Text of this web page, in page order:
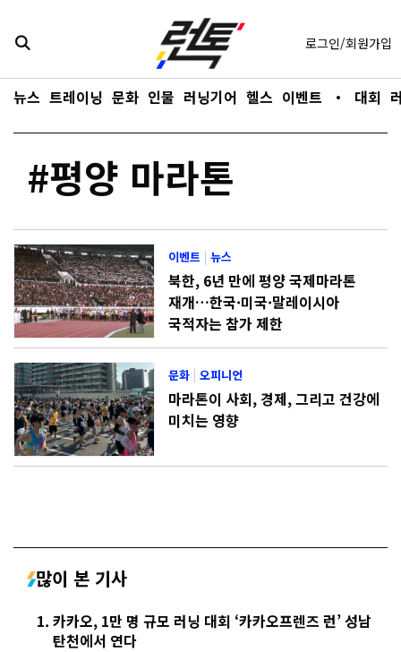
바로가기
뉴스 트레이닝 문화 인물 러닝기어 헬스 이벤트 ・ 대회
로그인/회원가입
#평양 마라톤
이벤트 |뉴스
북한, 6년 만에 평양 국제마라톤
재개…한국·미국·말레이시아
국적자는 참가 제한
문화 |오피니언
마라톤이 사회, 경제, 그리고 건강에
미치는 영향
많이 본 기사
카카오, 1만 명 규모 러닝 대회 ‘카카오프렌즈 런’ 성남
탄천에서 연다